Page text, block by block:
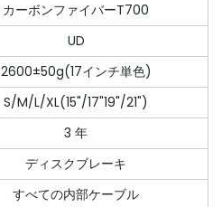
カーボンファイバーT700
UD
2600±50g(17インチ単色)
S/M/L/XL(15"/17"19"/21")
3 年
ディスクブレーキ
すべての内部ケーブル